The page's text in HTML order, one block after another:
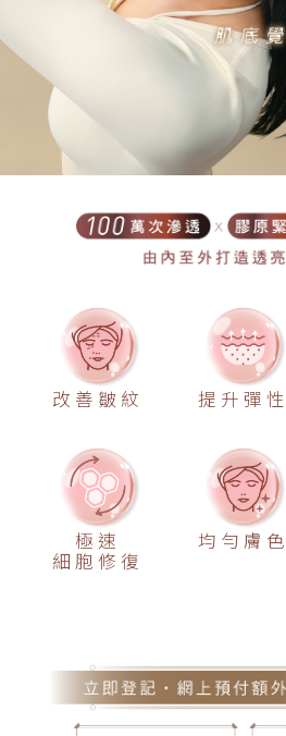
改善皺紋 提升彈性
極速
細胞修復
均勻膚色